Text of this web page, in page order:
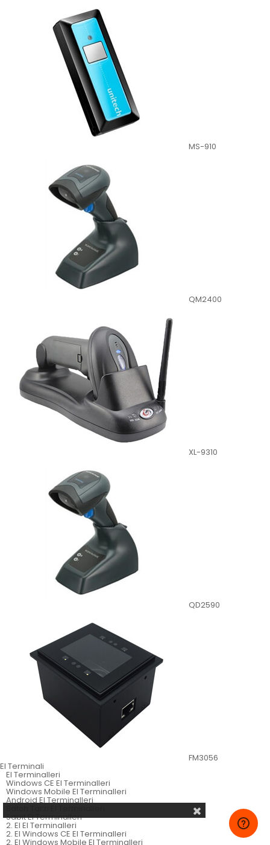
MS-910
QM2400
XL-9310
QD2590
FM3056
El Terminali
El Terminalleri
Windows CE El Terminalleri
Windows Mobile El Terminalleri
Android El Terminalleri
Sabit El Terminalleri
2. El El Terminalleri
2. El Windows CE El Terminalleri
2. El Windows Mobile El Terminalleri